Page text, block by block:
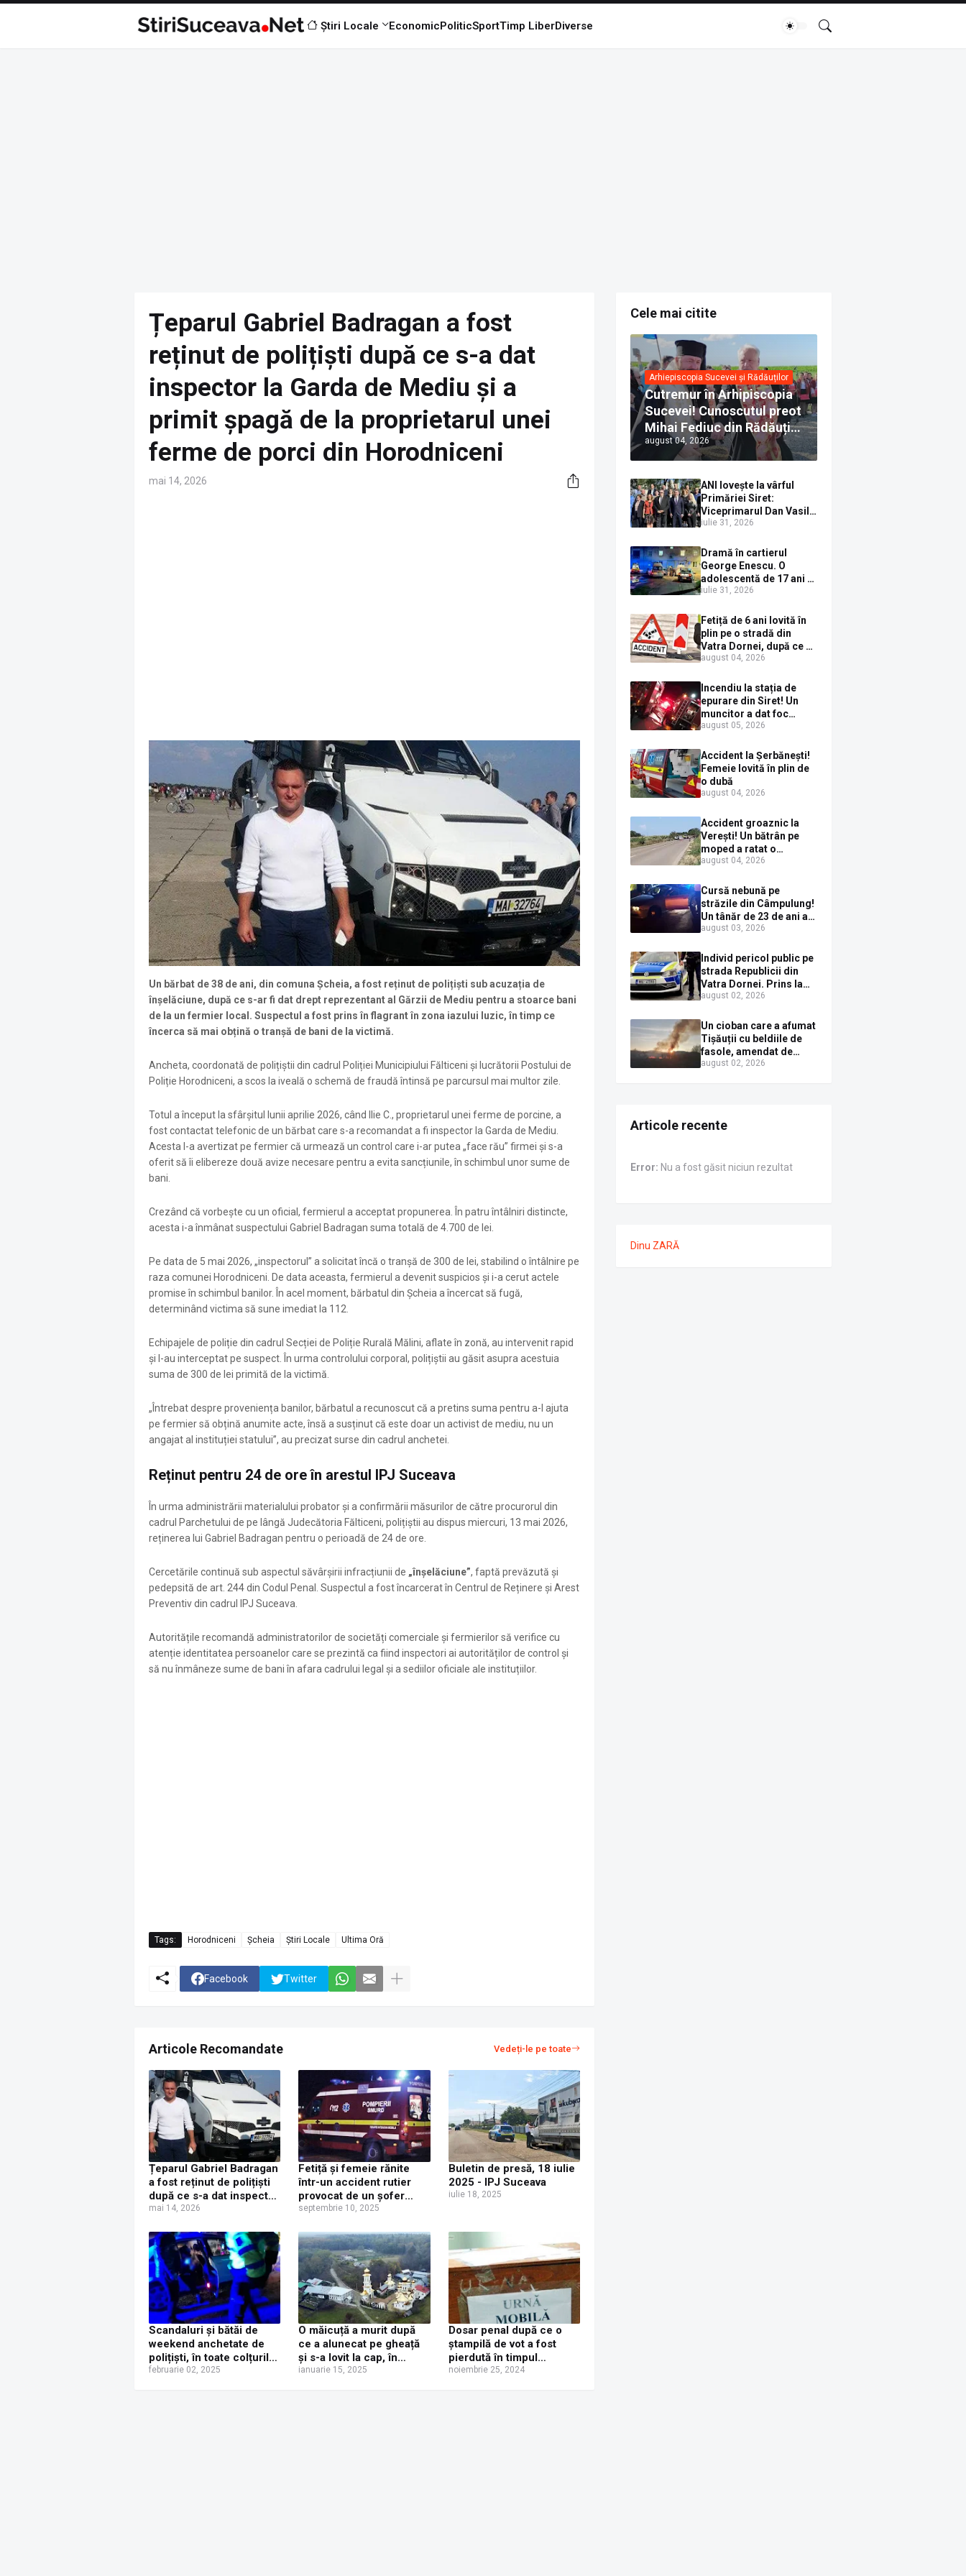
Știri Locale EconomicPoliticSportTimp LiberDiverse
Țeparul Gabriel Badragan a fost
reținut de polițiști după ce s-a dat
inspector la Garda de Mediu și a
primit șpagă de la proprietarul unei
ferme de porci din Horodniceni
mai 14, 2026
Un bărbat de 38 de ani, din comuna Șcheia, a fost reținut de polițiști sub acuzația de
înșelăciune, după ce s-ar fi dat drept reprezentant al Gărzii de Mediu pentru a stoarce bani
de la un fermier local. Suspectul a fost prins în flagrant în zona iazului Iuzic, în timp ce
încerca să mai obțină o tranșă de bani de la victimă.
Ancheta, coordonată de polițiștii din cadrul Poliției Municipiului Fălticeni și lucrătorii Postului de
Poliție Horodniceni, a scos la iveală o schemă de fraudă întinsă pe parcursul mai multor zile.
Totul a început la sfârșitul lunii aprilie 2026, când Ilie C., proprietarul unei ferme de porcine, a
fost contactat telefonic de un bărbat care s-a recomandat a fi inspector la Garda de Mediu.
Acesta l-a avertizat pe fermier că urmează un control care i-ar putea „face rău” firmei și s-a
oferit să îi elibereze două avize necesare pentru a evita sancțiunile, în schimbul unor sume de
bani.
Crezând că vorbește cu un oficial, fermierul a acceptat propunerea. În patru întâlniri distincte,
acesta i-a înmânat suspectului Gabriel Badragan suma totală de 4.700 de lei.
Pe data de 5 mai 2026, „inspectorul” a solicitat încă o tranșă de 300 de lei, stabilind o întâlnire pe
raza comunei Horodniceni. De data aceasta, fermierul a devenit suspicios și i-a cerut actele
promise în schimbul banilor. În acel moment, bărbatul din Șcheia a încercat să fugă,
determinând victima să sune imediat la 112.
Echipajele de poliție din cadrul Secției de Poliție Rurală Mălini, aflate în zonă, au intervenit rapid
și l-au interceptat pe suspect. În urma controlului corporal, polițiștii au găsit asupra acestuia
suma de 300 de lei primită de la victimă.
„Întrebat despre proveniența banilor, bărbatul a recunoscut că a pretins suma pentru a-l ajuta
pe fermier să obțină anumite acte, însă a susținut că este doar un activist de mediu, nu un
angajat al instituției statului”, au precizat surse din cadrul anchetei.
Reținut pentru 24 de ore în arestul IPJ Suceava
În urma administrării materialului probator și a confirmării măsurilor de către procurorul din
cadrul Parchetului de pe lângă Judecătoria Fălticeni, polițiștii au dispus miercuri, 13 mai 2026,
reținerea lui Gabriel Badragan pentru o perioadă de 24 de ore.
Cercetările continuă sub aspectul săvârșirii infracțiunii de „înșelăciune”, faptă prevăzută și
pedepsită de art. 244 din Codul Penal. Suspectul a fost încarcerat în Centrul de Reținere și Arest
Preventiv din cadrul IPJ Suceava.
Autoritățile recomandă administratorilor de societăți comerciale și fermierilor să verifice cu
atenție identitatea persoanelor care se prezintă ca fiind inspectori ai autorităților de control și
să nu înmâneze sume de bani în afara cadrului legal și a sediilor oficiale ale instituțiilor.
Tags: Horodniceni Șcheia Știri Locale Ultima Oră
Facebook Twitter
Articole Recomandate Vedeți-le pe toate
Țeparul Gabriel Badragan
a fost reținut de polițiști
după ce s-a dat inspector
la Garda de Mediu și a
proprietarul unei ferme
de porci din Horodniceni
mai 14, 2026
Fetiță și femeie rănite
într-un accident rutier
provocat de un șofer
beat, la Horodniceni
septembrie 10, 2025
Buletin de presă, 18 iulie
2025 - IPJ Suceava
iulie 18, 2025
Scandaluri și bătăi de
weekend anchetate de
polițiști, în toate colțurile
județului Suceava
februarie 02, 2025
O măicuță a murit după
ce a alunecat pe gheață
și s-a lovit la cap, în
curtea Mănăstirii Brădățel
ianuarie 15, 2025
Dosar penal după ce o
ștampilă de vot a fost
pierdută în timpul
deplasării cu urna mobilă,
noiembrie 25, 2024
Cele mai citite
Arhiepiscopia Sucevei și Rădăuților
Cutremur în Arhipiscopia
Sucevei! Cunoscutul preot
Mihai Fediuc din Rădăuți a
trecut la Biserica Creștină
Ortodoxă Valahă. ÎPS
Calinic anunță că îi
pregătește judecata
canonică
august 04, 2026
ANI lovește la vârful
Primăriei Siret:
Viceprimarul Dan Vasile
Sauciuc, declarat
cumul de funcții
iulie 31, 2026
Dramă în cartierul
George Enescu. O
adolescentă de 17 ani s-
a aruncat de la etajul 4
părinții, pe fondul
consumului de alcool în
exces la o petrecere
iulie 31, 2026
Fetiță de 6 ani lovită în
plin pe o stradă din
Vatra Dornei, după ce a
ieșit în fața mașinii prin
august 04, 2026
Incendiu la stația de
epurare din Siret! Un
muncitor a dat foc
pompelor de apă în timp
combustibil
august 05, 2026
Accident la Șerbănești!
Femeie lovită în plin de
o dubă
august 04, 2026
Accident groaznic la
Verești! Un bătrân pe
moped a ratat o
depășire și a ajuns sub
august 04, 2026
Cursă nebună pe
străzile din Câmpulung!
Un tânăr de 23 de ani a
fugit de poliție cu un
un gard de pe strada
Sirenei
august 03, 2026
Individ pericol public pe
strada Republicii din
Vatra Dornei. Prins la
volan cu mașina
plină zi
august 02, 2026
Un cioban care a afumat
Tișăuții cu beldiile de
fasole, amendat de
pompierii ISU Suceava
august 02, 2026
Articole recente
Error: Nu a fost găsit niciun rezultat
Dinu ZARĂ